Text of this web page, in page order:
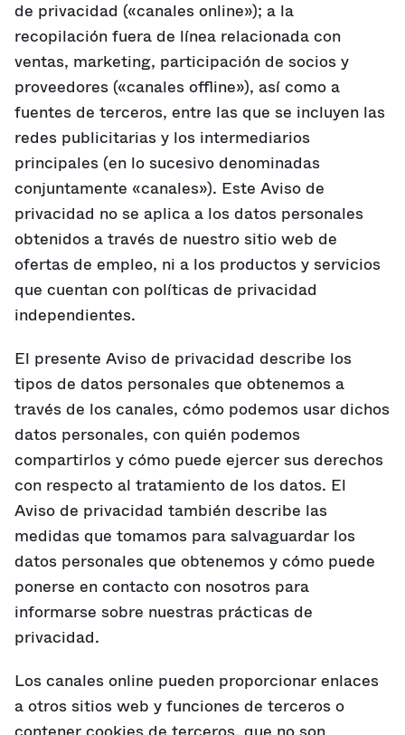
de privacidad («canales online»); a la
recopilación fuera de línea relacionada con
ventas, marketing, participación de socios y
proveedores («canales offline»), así como a
fuentes de terceros, entre las que se incluyen las
redes publicitarias y los intermediarios
principales (en lo sucesivo denominadas
conjuntamente «canales»). Este Aviso de
privacidad no se aplica a los datos personales
obtenidos a través de nuestro sitio web de
ofertas de empleo, ni a los productos y servicios
que cuentan con políticas de privacidad
independientes.
El presente Aviso de privacidad describe los
tipos de datos personales que obtenemos a
través de los canales, cómo podemos usar dichos
datos personales, con quién podemos
compartirlos y cómo puede ejercer sus derechos
con respecto al tratamiento de los datos. El
Aviso de privacidad también describe las
medidas que tomamos para salvaguardar los
datos personales que obtenemos y cómo puede
ponerse en contacto con nosotros para
informarse sobre nuestras prácticas de
privacidad.
Los canales online pueden proporcionar enlaces
a otros sitios web y funciones de terceros o